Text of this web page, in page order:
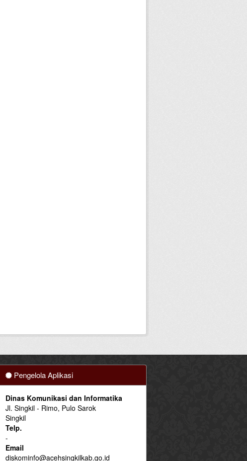
Pengelola Aplikasi
Dinas Komunikasi dan Informatika
Jl. Singkil - Rimo, Pulo Sarok
Singkil
Telp.
-
Email
diskominfo@acehsingkilkab.go.id